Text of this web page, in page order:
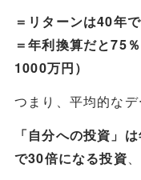
＝リターンは40年
＝年利換算だと75
1000万円）
つまり、平均的な
「自分への投資」
で30倍になる投資